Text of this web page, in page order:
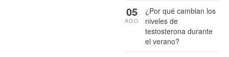
¿Por qué cambian los
niveles de
testosterona durante
el verano?
05
AGO